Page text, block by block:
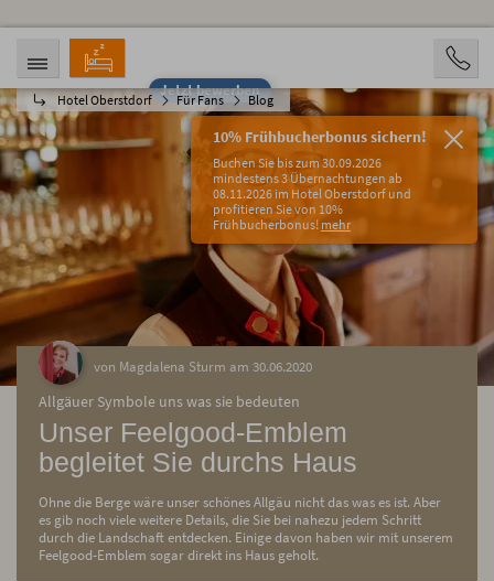
Jetzt bewerben
Hotel Oberstdorf Für Fans Blog
10% Frühbucherbonus sichern!
Buchen Sie bis zum 30.09.2026
mindestens 3 Übernachtungen ab
08.11.2026 im Hotel Oberstdorf und
profitieren Sie von 10%
Frühbucherbonus! mehr
ANREISE
07.08.2026
ABREISE
12.08.2026
PERSONEN
2 Personen
BUCHEN
von Magdalena Sturm am 30.06.2020
Allgäuer Symbole uns was sie bedeuten
Unser Feelgood-Emblem
begleitet Sie durchs Haus
Ohne die Berge wäre unser schönes Allgäu nicht das was es ist. Aber
es gib noch viele weitere Details, die Sie bei nahezu jedem Schritt
durch die Landschaft entdecken. Einige davon haben wir mit unserem
Feelgood-Emblem sogar direkt ins Haus geholt.